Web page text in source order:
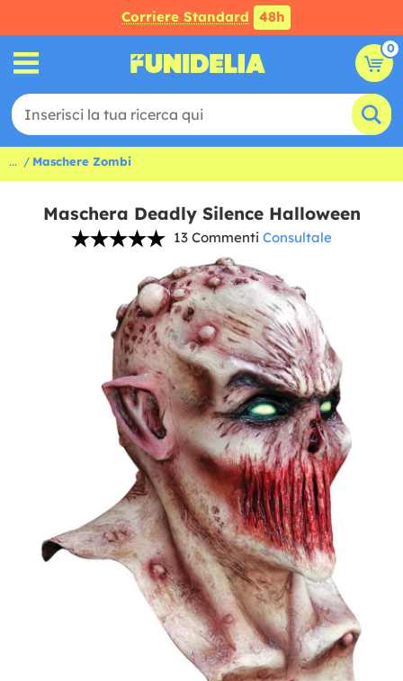
Corriere Standard 48h
0
... Maschere Zombi
Maschera Deadly Silence Halloween
13 Commenti Consultale